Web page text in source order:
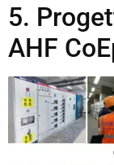
5.
AHF